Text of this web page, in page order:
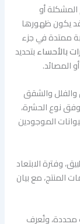
أو
يكون ظهورها
ممتدة في جزء
بالأحساءبتحديد
المصائد.
والفلل والشقق
نوع الحشرة،
الموجودين
وفترة الابتعاد
المنتج، مع بيان
وتُعرف